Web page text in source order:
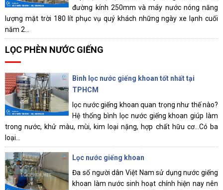
đường kính 250mm và máy nước nóng năng
lượng mặt trời 180 lít phục vụ quý khách những ngày xe lạnh cuối
năm 2...
LỌC PHÈN NƯỚC GIẾNG
Bình lọc nước giếng khoan tốt nhất tại
TPHCM
lọc nước giếng khoan quan trọng như thế nào?
Hệ thống bình lọc nước giếng khoan giúp làm
trong nước, khử màu, mùi, kim loại nặng, hợp chất hữu cơ...Có ba
loại...
Lọc nước giếng khoan
Đa số người dân Việt Nam sử dụng nước giếng
khoan làm nước sinh hoạt chính hiện nay nên